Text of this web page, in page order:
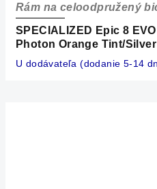
SPECIALIZED Epic 8
Photon Orange Tint/
Rám na celoodpružený
U dodávateľa (dodanie 5-14